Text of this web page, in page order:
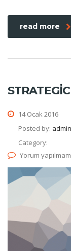
read more
14 Ocak 2016
Posted by: admin
Category:
Yorum